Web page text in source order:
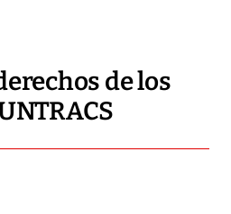
de los